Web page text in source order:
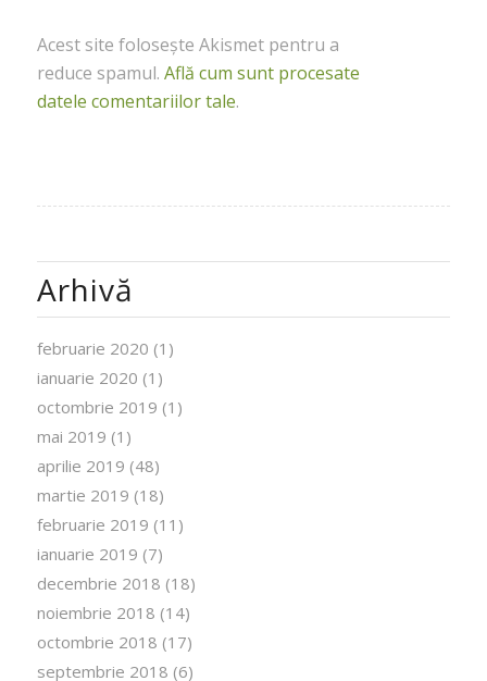
Acest site folosește Akismet pentru a
reduce spamul. Află cum sunt procesate
datele comentariilor tale.
Arhivă
februarie 2020 (1)
ianuarie 2020 (1)
octombrie 2019 (1)
mai 2019 (1)
aprilie 2019 (48)
martie 2019 (18)
februarie 2019 (11)
ianuarie 2019 (7)
decembrie 2018 (18)
noiembrie 2018 (14)
octombrie 2018 (17)
septembrie 2018 (6)